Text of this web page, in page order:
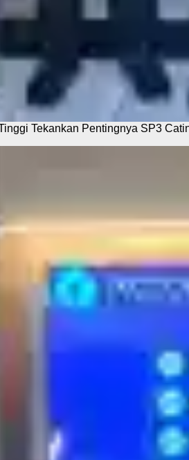
Tekankan Pentingnya SP3